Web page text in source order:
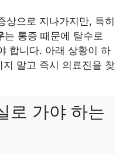
상으로 지나가지만, 특히
는 통증 때문에 탈수로
합니다. 아래 상황이 하
말고 즉시 의료진을 찾
로 가야 하는